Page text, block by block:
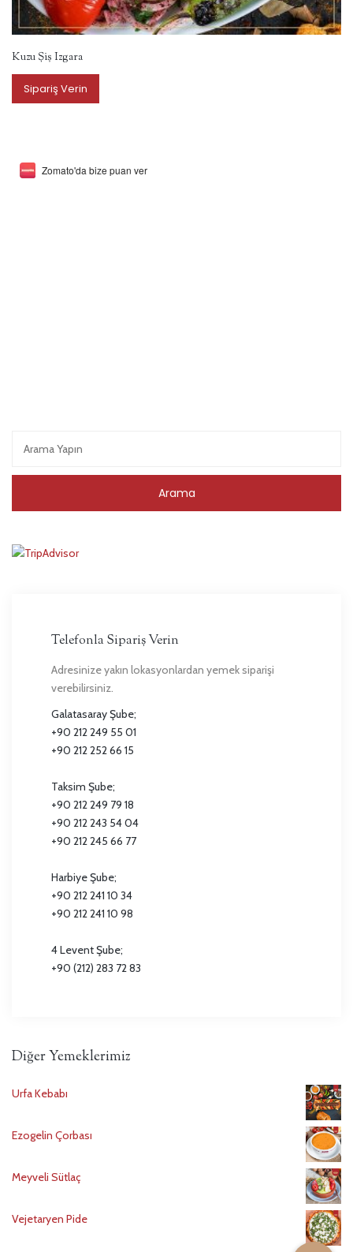
Kuzu Şiş Izgara
Sipariş Verin
Zomato'da bize puan ver
Telefonla Sipariş Verin
Adresinize yakın lokasyonlardan yemek siparişi
verebilirsiniz.
Galatasaray Şube;
+90 212 249 55 01
+90 212 252 66 15
Taksim Şube;
+90 212 249 79 18
+90 212 243 54 04
+90 212 245 66 77
Harbiye Şube;
+90 212 241 10 34
+90 212 241 10 98
4 Levent Şube;
+90 (212) 283 72 83
Diğer Yemeklerimiz
Urfa Kebabı
Ezogelin Çorbası
Meyveli Sütlaç
Vejetaryen Pide